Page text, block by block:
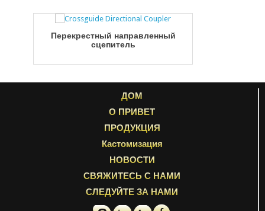
Перекрестный направленный
сцепитель
ДОМ
О ПРИВЕТ
ПРОДУКЦИЯ
Кастомизация
НОВОСТИ
СВЯЖИТЕСЬ С НАМИ
СЛЕДУЙТЕ ЗА НАМИ